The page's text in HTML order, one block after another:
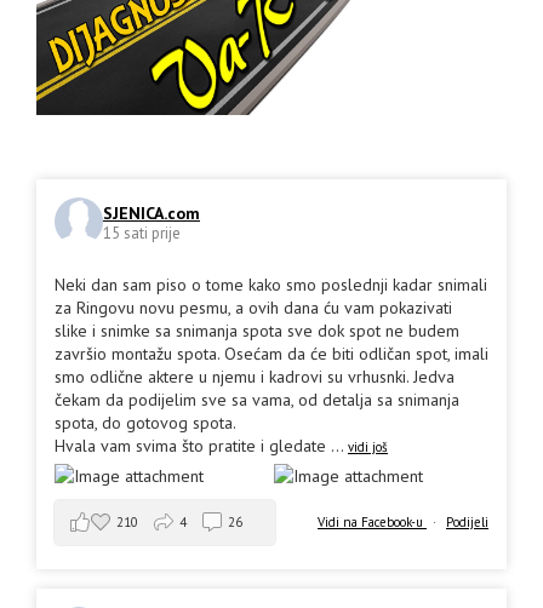
SJENICA.com
15 sati prije
Neki dan sam piso o tome kako smo poslednji kadar snimali
za Ringovu novu pesmu, a ovih dana ću vam pokazivati
slike i snimke sa snimanja spota sve dok spot ne budem
završio montažu spota. Osećam da će biti odličan spot, imali
smo odlične aktere u njemu i kadrovi su vrhusnki. Jedva
čekam da podijelim sve sa vama, od detalja sa snimanja
spota, do gotovog spota.
Hvala vam svima što pratite i gledate ... vidi još
Vidi na Facebook-u · Podijeli
210 4 26